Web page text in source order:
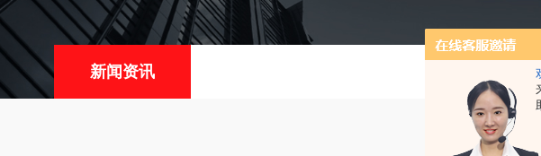
新闻资讯